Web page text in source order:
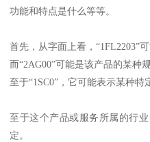
功能和特点是什么等等。
首先，从字面上看，“1FL2203”
而“2AG00”可能是该产品的某种
至于“1SC0”，它可能表示某种特
至于这个产品或服务所属的行
定。